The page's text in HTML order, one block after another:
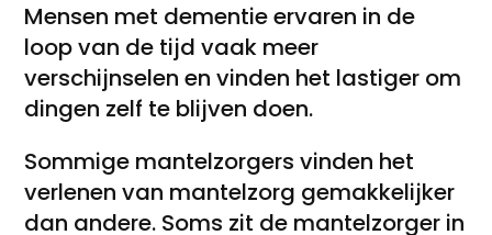
Mensen met dementie ervaren in de
loop van de tijd vaak meer
verschijnselen en vinden het lastiger om
dingen zelf te blijven doen.
Sommige mantelzorgers vinden het
verlenen van mantelzorg gemakkelijker
dan andere. Soms zit de mantelzorger in